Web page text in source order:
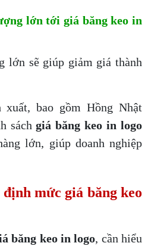
lớn tới giá băng keo in
lớn sẽ giúp giảm giá thành
xuất, bao gồm Hồng Nhật
sáchgiá băng keo in logo
lớn, giúp doanh nghiệp
mức giá băng keo
băng keo in logo, cần hiểu